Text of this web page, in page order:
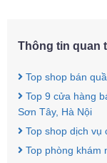
Thông tin quan
Top shop bán
Top 9 cửa hàng
Sơn Tây, Hà Nội
Top shop dịch vụ
Top phòng khám